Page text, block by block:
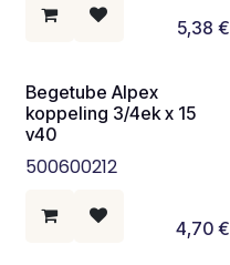
5,38 €
Begetube Alpex
koppeling 3/4ek x 15
v40
500600212
4,70€